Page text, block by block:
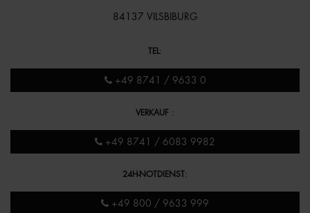
84137 VILSBIBURG
TEL :
+49 8741 / 9633 0
VERKAUF :
+49 8741 / 6083 9982
24H-NOTDIENST:
+49 800 / 9633 999